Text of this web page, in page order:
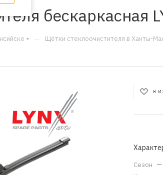
бескаркасная
— Щётки стеклоочистителя в Ханты-
В
Сезон —